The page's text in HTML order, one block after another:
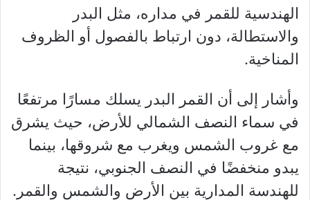
الهندسية للقمر في مداره، مثل البدر
والاستطالة، دون ارتباط بالفصول أو الظروف
المناخية.
وأشار إلى أن القمر البدر يسلك مسارًا مرتفعًا
في سماء النصف الشمالي للأرض، حيث يشرق
مع غروب الشمس ويغرب مع شروقها، بينما
يبدو منخفضًا في النصف الجنوبي، نتيجة
للهندسة المدارية بين الأرض والشمس والقمر.